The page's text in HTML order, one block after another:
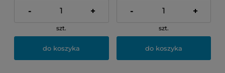
- +
szt.
do koszyka
- +
szt.
do koszyka